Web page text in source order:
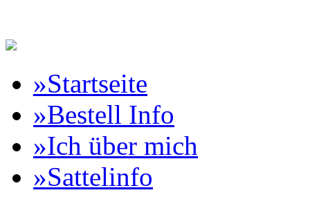
Reitartikelbörse Online
»Startseite
»Bestell Info
»Ich über mich
»Sattelinfo